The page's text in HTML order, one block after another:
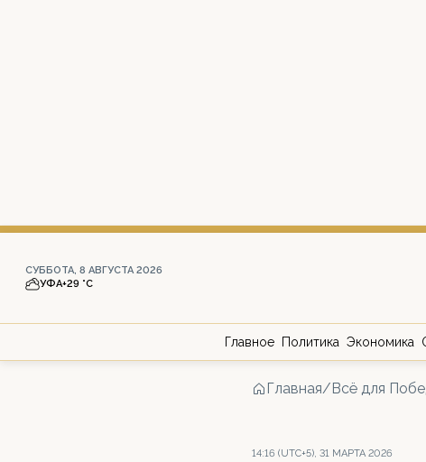
СУББОТА, 8 АВГУСТА 2026
УФА+29 °С
Главное Политика Экономика
Главная/Всё для
14:16 (UTC+5), 31 МАРТА 2026